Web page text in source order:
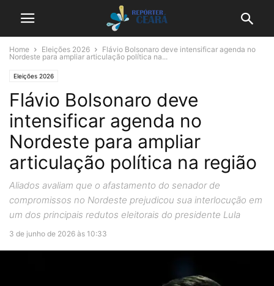
Home Eleições 2026
Flávio Bolsonaro deve intensificar agenda no
Nordeste para ampliar articulação política na...
Eleições 2026
Flávio Bolsonaro deve
intensificar agenda no
Nordeste para ampliar
articulação política na região
Aliados avaliam que o afastamento do senador de
compromissos no Nordeste prejudicou sua interlocução em
um dos principais redutos eleitorais do presidente Lula
3 de junho de 2026 às 10:33